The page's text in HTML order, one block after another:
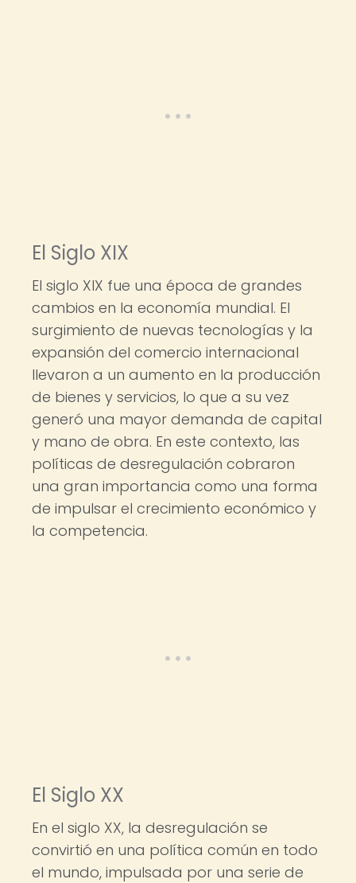
El Siglo XIX
El siglo XIX fue una época de grandes
cambios en la economía mundial. El
surgimiento de nuevas tecnologías y la
expansión del comercio internacional
llevaron a un aumento en la producción
de bienes y servicios, lo que a su vez
generó una mayor demanda de capital
y mano de obra. En este contexto, las
políticas de desregulación cobraron
una gran importancia como una forma
de impulsar el crecimiento económico y
la competencia.
El Siglo XX
En el siglo XX, la desregulación se
convirtió en una política común en todo
el mundo, impulsada por una serie de